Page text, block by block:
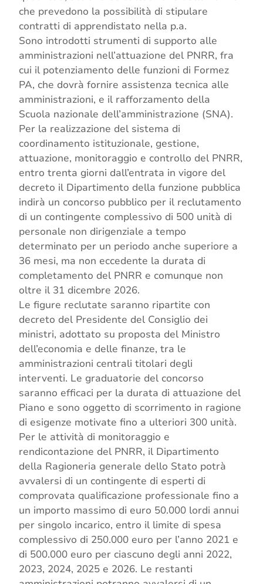
che prevedono la possibilità di stipulare
contratti di apprendistato nella p.a.
Sono introdotti strumenti di supporto alle
amministrazioni nell’attuazione del PNRR, fra
cui il potenziamento delle funzioni di Formez
PA, che dovrà fornire assistenza tecnica alle
amministrazioni, e il rafforzamento della
Scuola nazionale dell’amministrazione (SNA).
Per la realizzazione del sistema di
coordinamento istituzionale, gestione,
attuazione, monitoraggio e controllo del PNRR,
entro trenta giorni dall’entrata in vigore del
decreto il Dipartimento della funzione pubblica
indirà un concorso pubblico per il reclutamento
di un contingente complessivo di 500 unità di
personale non dirigenziale a tempo
determinato per un periodo anche superiore a
36 mesi, ma non eccedente la durata di
completamento del PNRR e comunque non
oltre il 31 dicembre 2026.
Le figure reclutate saranno ripartite con
decreto del Presidente del Consiglio dei
ministri, adottato su proposta del Ministro
dell’economia e delle finanze, tra le
amministrazioni centrali titolari degli
interventi. Le graduatorie del concorso
saranno efficaci per la durata di attuazione del
Piano e sono oggetto di scorrimento in ragione
di esigenze motivate fino a ulteriori 300 unità.
Per le attività di monitoraggio e
rendicontazione del PNRR, il Dipartimento
della Ragioneria generale dello Stato potrà
avvalersi di un contingente di esperti di
comprovata qualificazione professionale fino a
un importo massimo di euro 50.000 lordi annui
per singolo incarico, entro il limite di spesa
complessivo di 250.000 euro per l’anno 2021 e
di 500.000 euro per ciascuno degli anni 2022,
2023, 2024, 2025 e 2026. Le restanti